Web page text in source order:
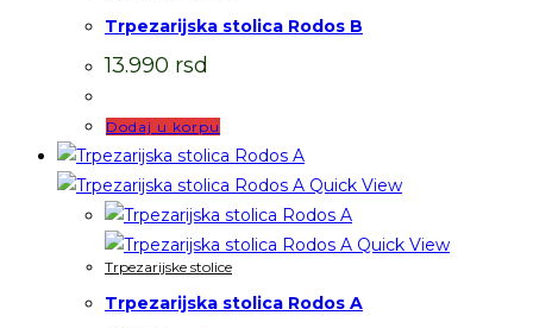
Trpezarijska stolica Rodos B
13.990 rsd
Dodaj u korpu
Quick View
Quick View
Trpezarijske stolice
Trpezarijska stolica Rodos A